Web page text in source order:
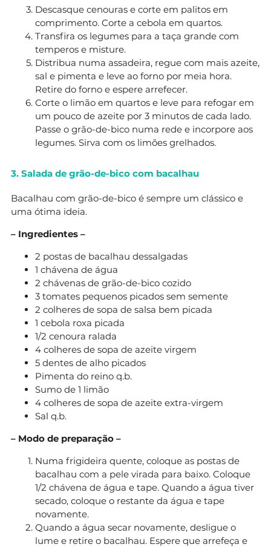
Descasque cenouras e corte em palitos em
comprimento. Corte a cebola em quartos.
Transfira os legumes para a taça grande com
temperos e misture.
Distribua numa assadeira, regue com mais azeite,
sal e pimenta e leve ao forno por meia hora.
Retire do forno e espere arrefecer.
Corte o limão em quartos e leve para refogar em
um pouco de azeite por 3 minutos de cada lado.
Passe o grão-de-bico numa rede e incorpore aos
legumes. Sirva com os limões grelhados.
3. Salada de grão-de-bico com bacalhau
Bacalhau com grão-de-bico é sempre um clássico e
uma ótima ideia.
– Ingredientes –
2 postas de bacalhau dessalgadas
1 chávena de água
2 chávenas de grão-de-bico cozido
3 tomates pequenos picados sem semente
2 colheres de sopa de salsa bem picada
1 cebola roxa picada
1/2 cenoura ralada
4 colheres de sopa de azeite virgem
5 dentes de alho picados
Pimenta do reino q.b.
Sumo de 1 limão
4 colheres de sopa de azeite extra-virgem
Sal q.b.
– Modo de preparação –
Numa frigideira quente, coloque as postas de
bacalhau com a pele virada para baixo. Coloque
1/2 chávena de água e tape. Quando a água tiver
secado, coloque o restante da água e tape
novamente.
Quando a água secar novamente, desligue o
lume e retire o bacalhau. Espere que arrefeça e